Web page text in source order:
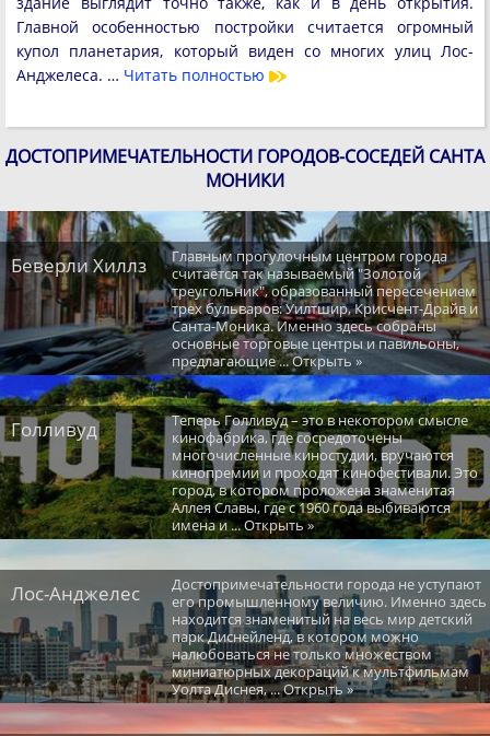
Главной особенностью постройки считается огромный
купол планетария, который виден со многих улиц Лос-
Анджелеса. … Читать полностью
ДОСТОПРИМЕЧАТЕЛЬНОСТИ ГОРОДОВ-СОСЕДЕЙ САНТА
МОНИКИ
Беверли Хиллз
Главным прогулочным центром города
считается так называемый "Золотой
треугольник", образованный пересечением
трех бульваров: Уилтшир, Крисчент-Драйв и
Санта-Моника. Именно здесь собраны
основные торговые центры и павильоны,
предлагающие ... Открыть »
Голливуд
Теперь Голливуд – это в некотором смысле
кинофабрика, где сосредоточены
многочисленные киностудии, вручаются
кинопремии и проходят кинофестивали. Это
город, в котором проложена знаменитая
Аллея Славы, где с 1960 года выбиваются
имена и ... Открыть »
Лос-Анджелес
Достопримечательности города не уступают
его промышленному величию. Именно здесь
находится знаменитый на весь мир детский
парк Диснейленд, в котором можно
налюбоваться не только множеством
миниатюрных декораций к мультфильмам
Уолта Диснея, ... Открыть »